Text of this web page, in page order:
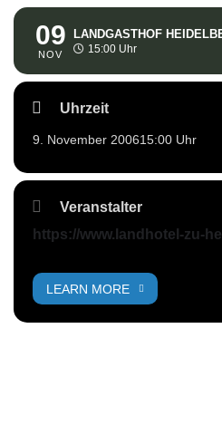
09
NOV
LANDGASTHOF
15:00 Uhr
Uhrzeit
9. November 200615:00 Uhr
Veranstalter
https://www.landhotel-zu-
LEARN MORE